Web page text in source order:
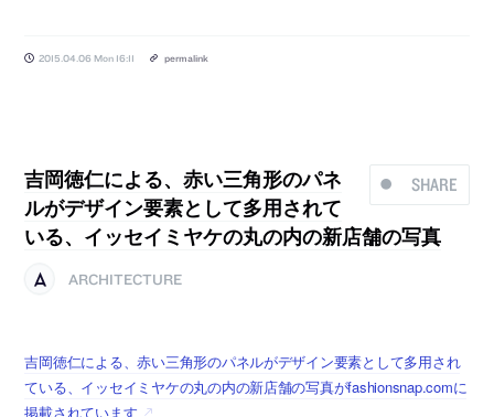
2015.04.06 Mon 16:11 permalink
SHARE
吉岡徳仁による、赤い三角形のパネ
ルがデザイン要素として多用されて
いる、イッセイミヤケの丸の内の新店舗の写真
ARCHITECTURE
吉岡徳仁による、赤い三角形のパネルがデザイン要素として多用され
ている、イッセイミヤケの丸の内の新店舗の写真がfashionsnap.comに
掲載されています